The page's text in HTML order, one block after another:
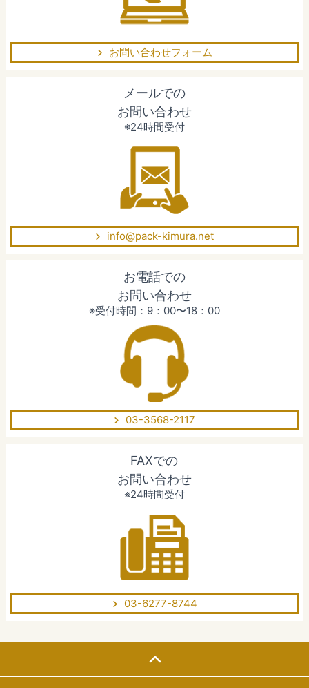
お問い合わせフォーム
メールでの
お問い合わせ
※24時間受付
info@pack-kimura.net
お電話での
お問い合わせ
※受付時間：9：00〜18：00
03-3568-2117
FAXでの
お問い合わせ
※24時間受付
03-6277-8744